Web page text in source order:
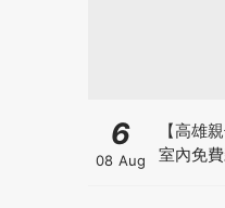
6
08 Aug
【高雄
室內免